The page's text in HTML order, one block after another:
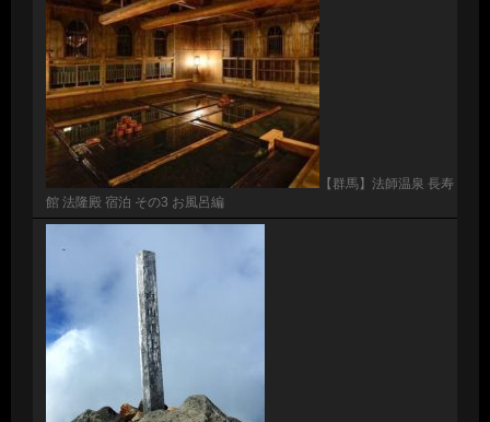
【群馬】法師温泉 長寿
館 法隆殿 宿泊 その3 お風呂編